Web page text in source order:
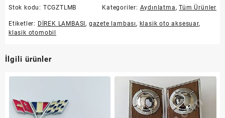
Stok kodu: TCGZTLMB Kategoriler: Aydınlatma,Tüm Ürünler
Etiketler: DİREK LAMBASI, gazete lambası, klasik oto aksesuar,
klasik otomobil
İlgili ürünler